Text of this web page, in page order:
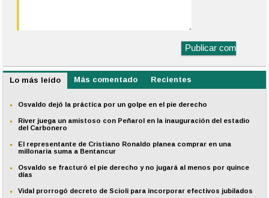
Lo más leído Más comentado Recientes
Osvaldo dejó la práctica por un golpe en el pie derecho
River juega un amistoso con Peñarol en la inauguración del estadio
del Carbonero
El representante de Cristiano Ronaldo planea comprar en una
millonaria suma a Bentancur
Osvaldo se fracturó el pie derecho y no jugará al menos por quince
días
Vidal prorrogó decreto de Scioli para incorporar efectivos jubilados